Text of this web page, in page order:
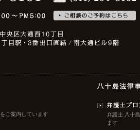
ご案内しています
弁護士 八十
ます